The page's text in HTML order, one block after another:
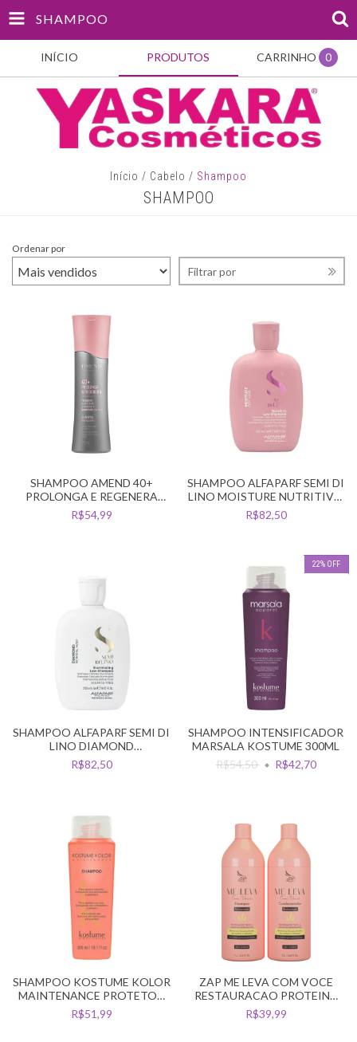
SHAMPOO
INÍCIO PRODUTOS CARRINHO 0
Início / Cabelo / Shampoo
SHAMPOO
Ordenar por
Filtrar por
SHAMPOO AMEND 40+
PROLONGA E REGENERA
250ML
R$54,99
SHAMPOO ALFAPARF SEMI DI
LINO MOISTURE NUTRITIVO
250ML
R$82,50
SHAMPOO ALFAPARF SEMI DI
LINO DIAMOND
ILLUMINATING 250ML
R$82,50
22% OFF
SHAMPOO INTENSIFICADOR
MARSALA KOSTUME 300ML
R$54,50
R$42,70
SHAMPOO KOSTUME KOLOR
MAINTENANCE PROTETOR
DA COR 300ML
R$51,99
ZAP ME LEVA COM VOCE
RESTAURACAO PROTEINA
DO TRIGO KIT 2L
R$39,99